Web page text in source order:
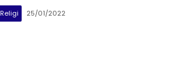
Religi 25/01/2022